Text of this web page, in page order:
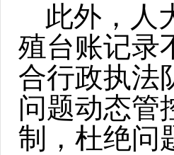
此外，人
殖台账记录
合行政执法
问题动态管
制，杜绝问